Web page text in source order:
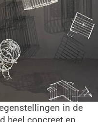
in de